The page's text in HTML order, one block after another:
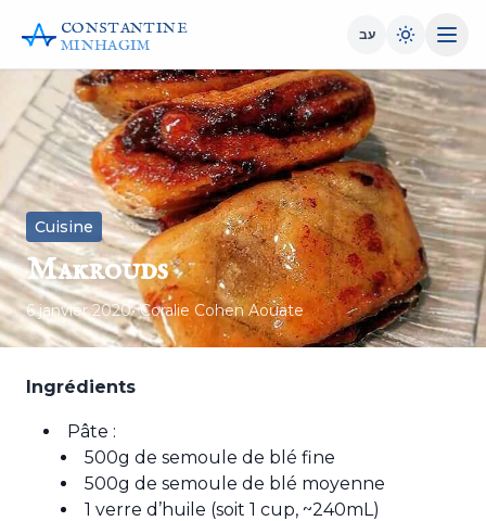
CONSTANTINE
MINHAGIM
עב
Cuisine
Makrouds
6 janvier 2020• Coralie Cohen Aouate
Ingrédients
Pâte :
500g de semoule de blé fine
500g de semoule de blé moyenne
1 verre d’huile (soit 1 cup, ~240mL)